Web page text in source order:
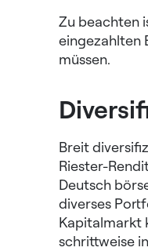
Zu beachten
eingezahlten
müssen.
Breit
Riester-
Deutsch
diverses
Kapitalmarkt
schrittweise